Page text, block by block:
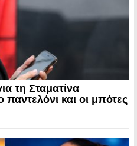
τη Σταματίνα
και οι μπότες